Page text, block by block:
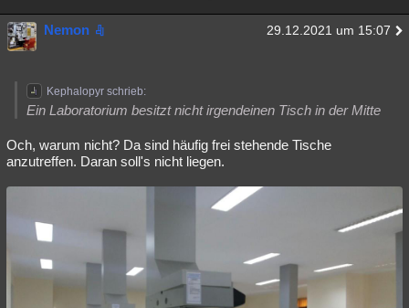
Nemon 29.12.2021 um 15:07
Kephalopyr schrieb:
Ein Laboratorium besitzt nicht irgendeinen Tisch in der Mitte
Och, warum nicht? Da sind häufig frei stehende Tische
anzutreffen. Daran soll's nicht liegen.